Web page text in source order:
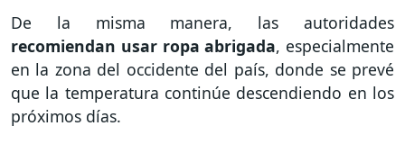
De la misma manera, las autoridades
recomiendan usar ropa abrigada, especialmente
en la zona del occidente del país, donde se prevé
que la temperatura continúe descendiendo en los
próximos días.